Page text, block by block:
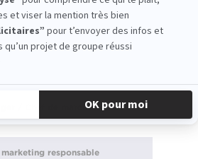
/ Chef de marché
responsable